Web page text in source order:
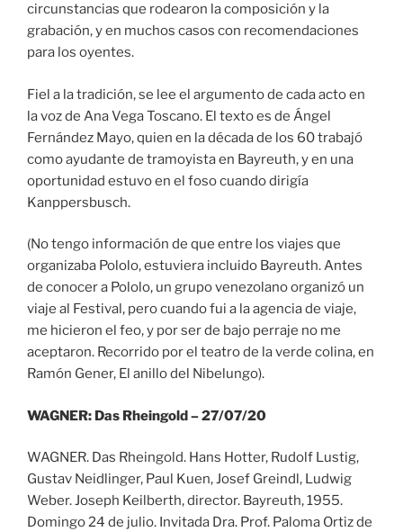
circunstancias que rodearon la composición y la
grabación, y en muchos casos con recomendaciones
para los oyentes.
Fiel a la tradición, se lee el argumento de cada acto en
la voz de Ana Vega Toscano. El texto es de Ángel
Fernández Mayo, quien en la década de los 60 trabajó
como ayudante de tramoyista en Bayreuth, y en una
oportunidad estuvo en el foso cuando dirigía
Kanppersbusch.
(No tengo información de que entre los viajes que
organizaba Pololo, estuviera incluido Bayreuth. Antes
de conocer a Pololo, un grupo venezolano organizó un
viaje al Festival, pero cuando fui a la agencia de viaje,
me hicieron el feo, y por ser de bajo perraje no me
aceptaron. Recorrido por el teatro de la verde colina, en
Ramón Gener, El anillo del Nibelungo).
WAGNER: Das Rheingold – 27/07/20
WAGNER. Das Rheingold. Hans Hotter, Rudolf Lustig,
Gustav Neidlinger, Paul Kuen, Josef Greindl, Ludwig
Weber. Joseph Keilberth, director. Bayreuth, 1955.
Domingo 24 de julio. Invitada Dra. Prof. Paloma Ortiz de